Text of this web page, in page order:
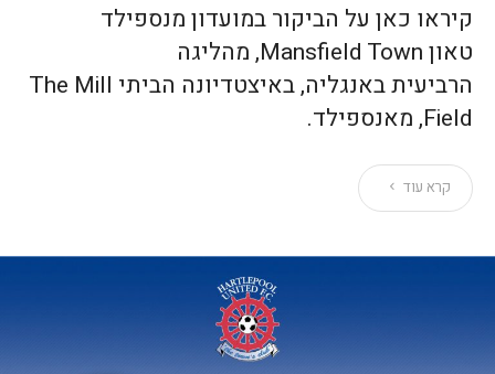
קיראו כאן על הביקור במועדון מנספילד
טאון Mansfield Town, מהליגה
הרביעית באנגליה, באיצטדיונה הביתי The Mill
Field, מאנספילד.
קרא עוד